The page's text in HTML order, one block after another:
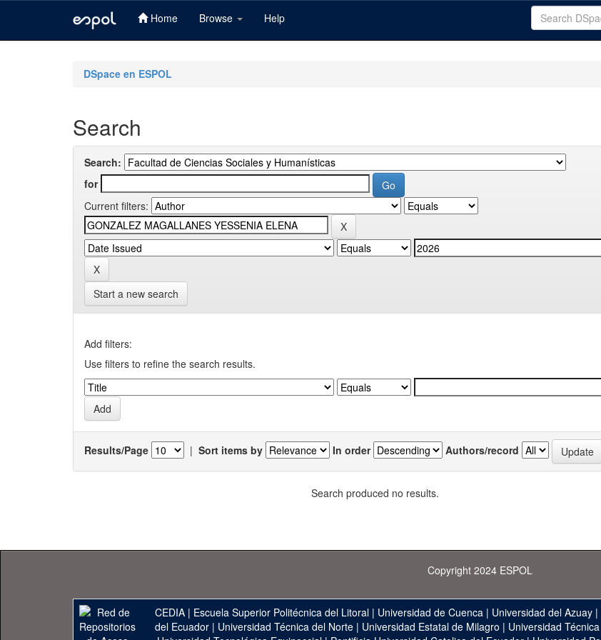
Home Browse Help
DSpace en ESPOL
Search
Search:
for
Current filters:
Start a new search
Add filters:
Use filters to refine the search results.
Results/Page | Sort items by In order Authors/record
Search produced no results.
Copyright 2024 ESPOL
CEDIA | Escuela Superior Politécnica del Litoral | Universidad de Cuenca | Universidad del Azuay |
del Ecuador| Universidad Técnica del Norte| Universidad Estatal de Milagro | Universidad